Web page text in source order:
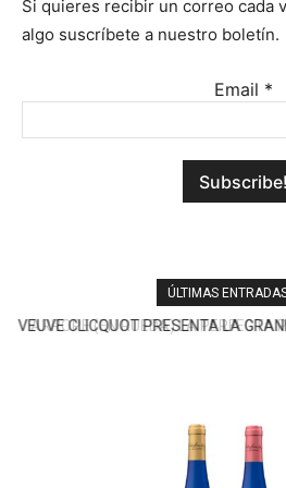
Si quieres recibir un correo cada
algo suscríbete a nuestro boletín.
Email *
ÚLTIMAS
ARROPE (EN RUEDA) LA PERFECTA